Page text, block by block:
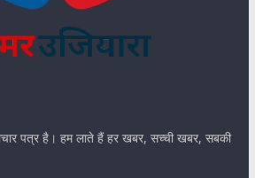
पत्र है। हम लाते हैं हर खबर, सच्ची खबर, सबकी